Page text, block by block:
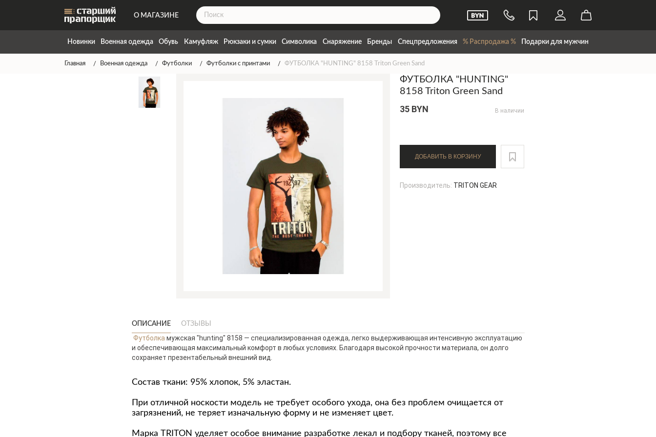
О МАГАЗИНЕ
ДОСТАВКА
НАПИСАТЬ НАМ
ТАБЛИЦА РАЗМЕРОВ
Новинки Военная одежда Обувь Камуфляж Рюкзаки и сумки Символика Снаряжение Бренды Спецпредложения % Распродажа % Подарки для мужчин
Главная Военная одежда Футболки Футболки с принтами ФУТБОЛКА "HUNTING" 8158 Triton Green Sand
ФУТБОЛКА "HUNTING"
8158 Triton Green Sand
35 BYN В наличии
ДОБАВИТЬ В КОРЗИНУ
Производитель: TRITON GEAR
ОПИСАНИЕ ОТЗЫВЫ
Футболка мужская "hunting" 8158 — специализированная одежда, легко выдерживающая интенсивную эксплуатацию
и обеспечивающая максимальный комфорт в любых условиях. Благодаря высокой прочности материала, он долго
сохраняет презентабельный внешний вид.
Состав ткани: 95% хлопок, 5% эластан.
При отличной носкости модель не требует особого ухода, она без проблем очищается от
загрязнений, не теряет изначальную форму и не изменяет цвет.
Марка TRITON уделяет особое внимание разработке лекал и подбору тканей, поэтому все